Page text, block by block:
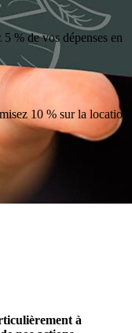
% de vos dépenses en
10 % sur la location
à